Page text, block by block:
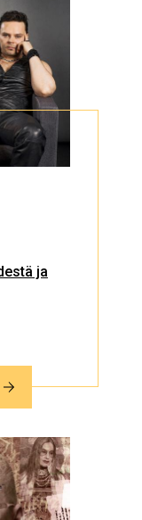
ja